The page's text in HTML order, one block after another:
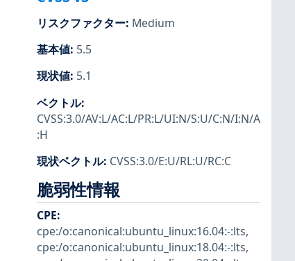
リスクファクター: Medium
基本値: 5.5
現状値: 5.1
ベクトル:
CVSS:3.0/AV:L/AC:L/PR:L/UI:N/S:U/C:N/I:N/A
:H
現状ベクトル: CVSS:3.0/E:U/RL:U/RC:C
脆弱性情報
CPE:
cpe:/o:canonical:ubuntu_linux:16.04:-:lts,
cpe:/o:canonical:ubuntu_linux:18.04:-:lts,